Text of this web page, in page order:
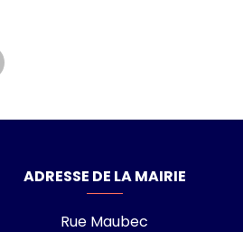
Plaisance-du-Touch
ADRESSE DE LA MAIRIE
Rue Maubec